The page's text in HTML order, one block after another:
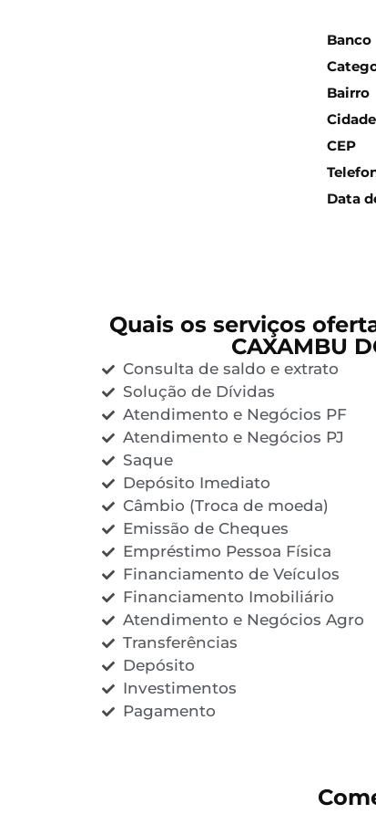
Banco
Bairro
Cidade
CEP
Data
Quais os serviços
CAXAMBU
Consulta de saldo e extrato
Solução de Dívidas
Atendimento e Negócios PF
Atendimento e Negócios PJ
Saque
Depósito Imediato
Câmbio (Troca de moeda)
Emissão de Cheques
Empréstimo Pessoa Física
Financiamento de Veículos
Financiamento Imobiliário
Atendimento e Negócios Agro
Transferências
Depósito
Investimentos
Pagamento